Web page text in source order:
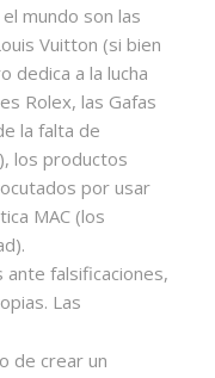
mundo son las
Vuitton (si bien
dedica a la lucha
Rolex, las Gafas
la falta de
los productos
por usar
MAC (los
falsificaciones,
Las
de crear un